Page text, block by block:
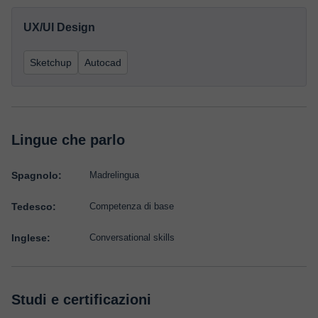
UX/UI Design
Sketchup Autocad
Lingue che parlo
Spagnolo: Madrelingua
Tedesco: Competenza di base
Inglese: Conversational skills
Studi e certificazioni